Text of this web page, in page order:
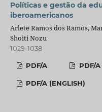
Políticas e gestão da
iberoamericanos
Arlete Ramos dos Ramos,
Shoiti Nozu
1029-1038
PDF/A PDF/
PDF/A (ENGLISH)